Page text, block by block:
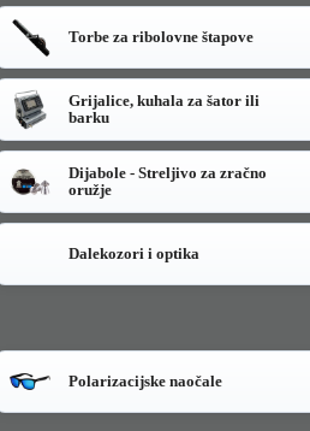
Torbe za ribolovne štapove
Grijalice, kuhala za šator ili
barku
Dijabole - Streljivo za zračno
oružje
Dalekozori i optika
Polarizacijske naočale